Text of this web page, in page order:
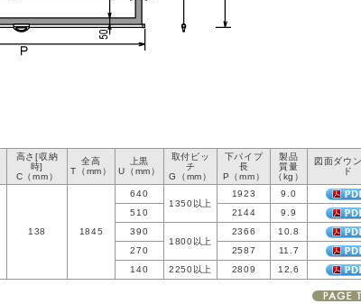
高さ[収納
時]
C（mm）
全高
T（mm）
上黒
U（mm）
取付ピッ
チ
G（mm）
下パイプ
長
P（mm）
製品
質量
（kg）
図面ダウ
ド
138 1845
640
1350以上
1923
9.0
510 2144
9.9
390
1800以上
2366
10.8
270 2587
11.7
140 2250以上 2809 12.6